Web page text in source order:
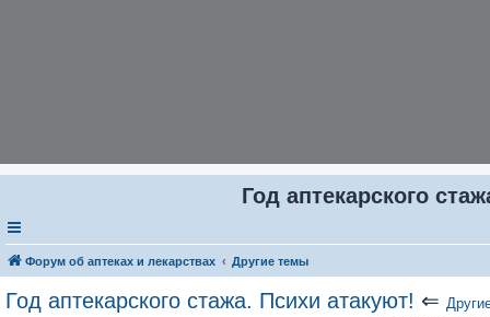
Год аптекарского
Форум об аптеках и лекарствах Другие темы
Год аптекарского стажа. Психи атакуют! ⇐